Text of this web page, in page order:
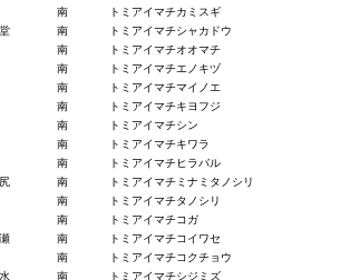
南
トミアイマチカミスギ
南
トミアイマチシャカドウ
南
トミアイマチオオマチ
南
トミアイマチエノキヅ
南
トミアイマチマイノエ
南
トミアイマチキヨフジ
南
トミアイマチシン
南
トミアイマチキワラ
南
トミアイマチヒラバル
南
トミアイマチミナミタノシリ
南
トミアイマチタノシリ
南
トミアイマチコガ
南
トミアイマチコイワセ
南
トミアイマチコクチョウ
南
トミアイマチシジミズ